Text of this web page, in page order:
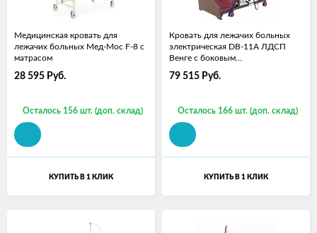
Медицинская кровать для
лежачих больных Мед-Мос F-8 с
матрасом
28 595 Руб.
Осталось 156 шт. (доп. склад)
КУПИТЬ В 1 КЛИК
Кровать для лежачих больных
электрическая DB-11А ЛДСП
Венге с боковым
переворачиванием, т/у с
матрасом
79 515 Руб.
Осталось 166 шт. (доп. склад)
КУПИТЬ В 1 КЛИК